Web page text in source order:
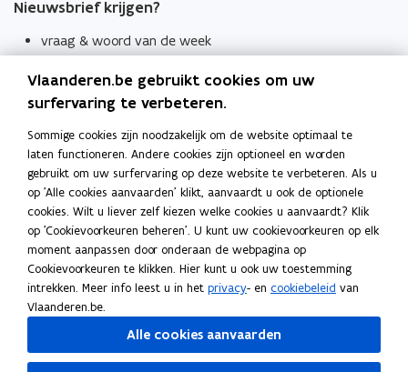
Nieuwsbrief krijgen?
vraag & woord van de week
Schrijf je in
Thema's
Taaladviezen
Spellingregels
Tips voor duidelijke taal
Bekijk ook
Spellingtests
Boek- en webwijzer
Vlaanderen.be gebruikt cookies om uw
surfervaring te verbeteren.
Sommige cookies zijn noodzakelijk om de website optimaal te
laten functioneren. Andere cookies zijn optioneel en worden
gebruikt om uw surfervaring op deze website te verbeteren. Als u
op 'Alle cookies aanvaarden' klikt, aanvaardt u ook de optionele
cookies. Wilt u liever zelf kiezen welke cookies u aanvaardt? Klik
op 'Cookievoorkeuren beheren'. U kunt uw cookievoorkeuren op elk
moment aanpassen door onderaan de webpagina op
Cookievoorkeuren te klikken. Hier kunt u ook uw toestemming
intrekken. Meer info leest u in het privacy- en cookiebeleid van
Vlaanderen.be.
Alle cookies aanvaarden